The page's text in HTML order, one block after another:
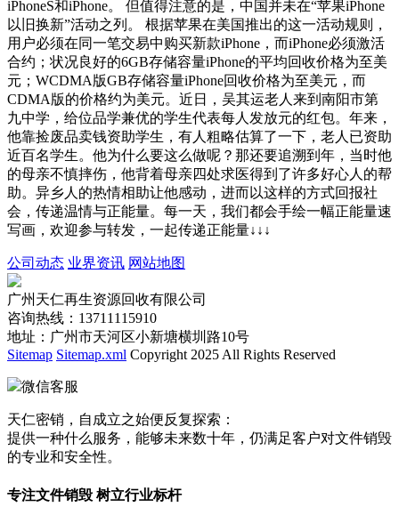
iPhoneS和iPhone。 但值得注意的是，中国并未在“苹果iPhone
以旧换新”活动之列。 根据苹果在美国推出的这一活动规则，
用户必须在同一笔交易中购买新款iPhone，而iPhone必须激活
合约；状况良好的6GB存储容量iPhone的平均回收价格为至美
元；WCDMA版GB存储容量iPhone回收价格为至美元，而
CDMA版的价格约为美元。近日，吴其运老人来到南阳市第
九中学，给位品学兼优的学生代表每人发放元的红包。年来，
他靠捡废品卖钱资助学生，有人粗略估算了一下，老人已资助
近百名学生。他为什么要这么做呢？那还要追溯到年，当时他
的母亲不慎摔伤，他背着母亲四处求医得到了许多好心人的帮
助。异乡人的热情相助让他感动，进而以这样的方式回报社
会，传递温情与正能量。每一天，我们都会手绘一幅正能量速
写画，欢迎参与转发，一起传递正能量↓↓↓
公司动态 业界资讯 网站地图
广州天仁再生资源回收有限公司
咨询热线：13711115910
地址：广州市天河区小新塘横圳路10号
Sitemap Sitemap.xml Copyright 2025 All Rights Reserved
微信客服
天仁密销，自成立之始便反复探索：
提供一种什么服务，能够未来数十年，仍满足客户对文件销毁
的专业和安全性。
专注文件销毁 树立行业标杆